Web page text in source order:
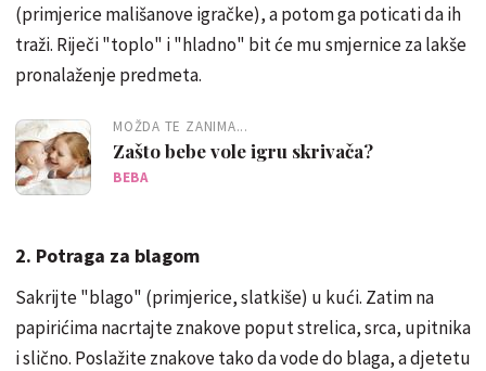
(primjerice mališanove igračke), a potom ga poticati da ih
traži. Riječi "toplo" i "hladno" bit će mu smjernice za lakše
pronalaženje predmeta.
MOŽDA TE ZANIMA...
Zašto bebe vole igru skrivača?
BEBA
2. Potraga za blagom
Sakrijte "blago" (primjerice, slatkiše) u kući. Zatim na
papirićima nacrtajte znakove poput strelica, srca, upitnika
i slično. Poslažite znakove tako da vode do blaga, a djetetu